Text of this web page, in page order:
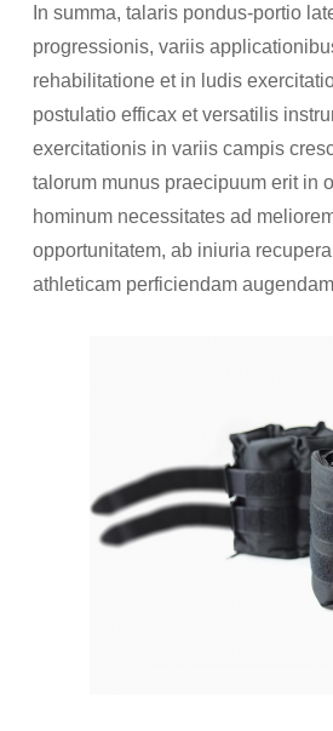
In summa, talaris pondus-portio
progressionis, variis
rehabilitatione et in ludis
postulatio efficax et versatilis
exercitationis in variis campis
talorum munus praecipuum erit in
hominum necessitates ad
opportunitatem, ab iniuria
athleticam perficiendam